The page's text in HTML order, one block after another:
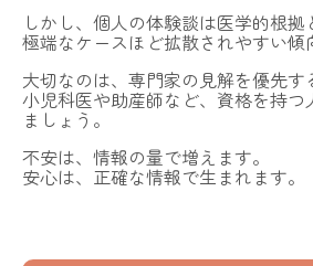
しかし、個人の体験談は医学的根拠
極端なケースほど拡散されやすい傾
大切なのは、専門家の見解を優先す
小児科医や助産師など、資格を持つ
ましょう。
不安は、情報の量で増えます。
安心は、正確な情報で生まれます。